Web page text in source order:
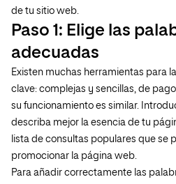
de tu sitio web.
Paso 1: Elige las
adecuadas
Existen muchas herramientas para
clave: complejas y sencillas, de
su funcionamiento es similar.
describa mejor la esencia de tu
lista de consultas populares que se
promocionar la página web.
Para añadir correctamente las